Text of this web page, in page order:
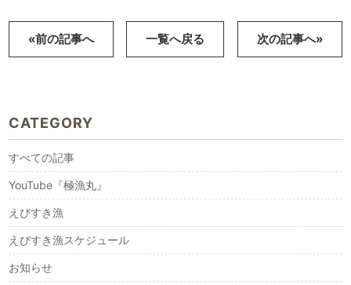
«前の記事へ 一覧へ戻る 次の記事へ»
CATEGORY
すべての記事
YouTube『極漁丸』
えびすき漁
えびすき漁スケジュール
お知らせ